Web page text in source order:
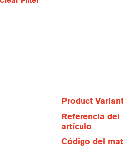
Product Variant
Referencia del
artículo
Código del